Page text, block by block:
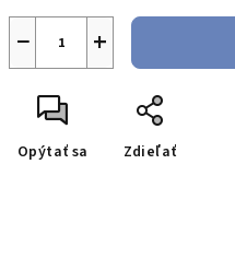
+
−
Opýtať sa Zdieľať